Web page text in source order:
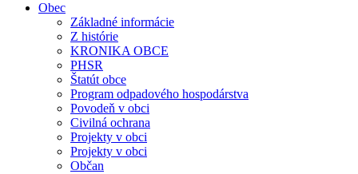
Obec
Základné informácie
Z histórie
KRONIKA OBCE
PHSR
Štatút obce
Program odpadového hospodárstva
Povodeň v obci
Civilná ochrana
Projekty v obci
Projekty v obci
Občan